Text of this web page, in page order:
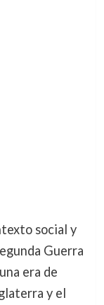
social y
Guerra
era de
y el